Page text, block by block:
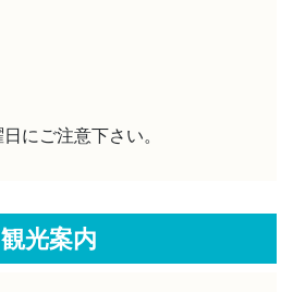
にご注意下さい。
観光案内